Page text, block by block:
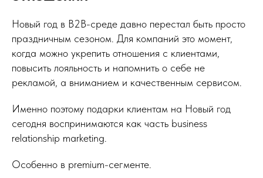
Новый год в B2B-среде давно перестал быть просто
праздничным сезоном. Для компаний это момент,
когда можно укрепить отношения с клиентами,
повысить лояльность и напомнить о себе не
рекламой, а вниманием и качественным сервисом.
Именно поэтому подарки клиентам на Новый год
сегодня воспринимаются как часть business
relationship marketing.
Особенно в premium-сегменте.